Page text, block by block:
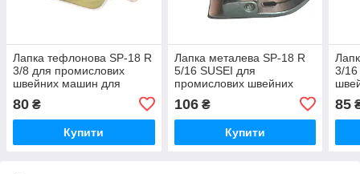
Лапка тефлонова SP-18 R
3/8 для промислових
швейних машин для
відстрочки по краю (7170)
80 ₴
Купити
Лапка металева SP-18 R
5/16 SUSEI для
промислових швейних
машин для відстрочки по
правому краю (7316)
106₴
Купити
3/16
85